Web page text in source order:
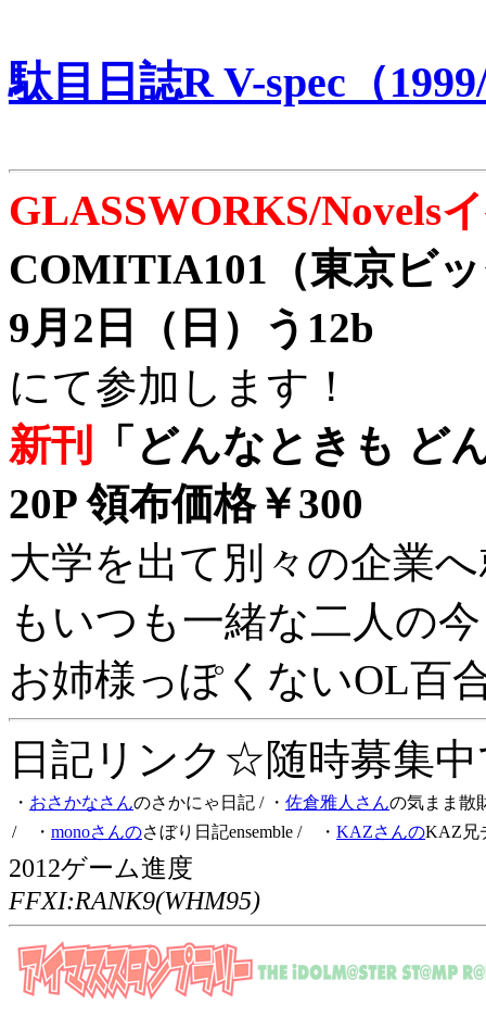
駄目日誌R V-spec（
GLASSWORKS/Novels
COMITIA101（東京ビ
9月2日（日）う12b
にて参加します！
新刊
「どんなときも ど
20P 領布価格￥300
大学を出て別々の企業
もいつも一緒な二人の
お姉様っぽくないOL百
日記リンク☆随時募集
・ おさかなさんのさかにゃ日記 / ・ 佐倉雅人さんの気まま散
/ ・ monoさんのさぼり日記ensemble / ・ KAZさんのKAZ兄
2012ゲーム進度
FFXI:RANK9(WHM95)